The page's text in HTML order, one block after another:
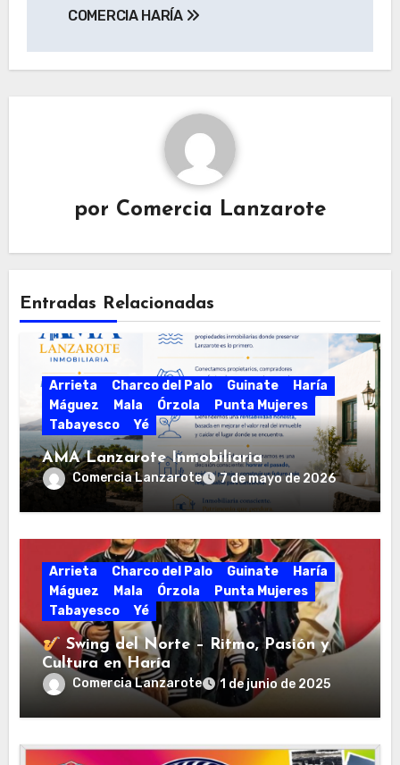
COMERCIA HARÍA
por Comercia Lanzarote
Entradas Relacionadas
Arrieta Charco del Palo Guinate
Haría
Máguez
Mala Órzola
Punta Mujeres
Tabayesco
Yé
AMA Lanzarote Inmobiliaria
Comercia Lanzarote 7 de mayo de 2026
Arrieta Charco del Palo Guinate
Haría
Máguez
Mala Órzola
Punta Mujeres
Tabayesco
Yé
Swing del Norte – Ritmo, Pasión y
Cultura en Haría
Comercia Lanzarote 1 de junio de 2025